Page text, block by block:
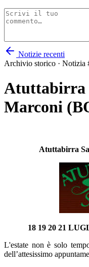
Notizie recenti
Archivio storico · Notizia
Atuttabirra
Marconi
Atuttabirra
18 19 20 21
L'estate non è solo
dell’attesissimo